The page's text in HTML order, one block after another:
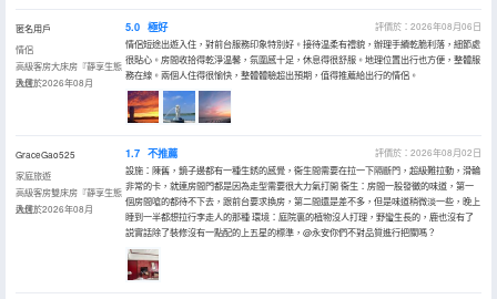
匿名用戶
情侶
高級客房大床房『靜享生態
逸居』
入住於2026年08月
5.0 極好
評價於：2026年08月06日
情侶短途出遊入住，對前台服務印象特別好。接待温柔有禮貌，辦理手續乾脆利落，細節處
很貼心。房間收拾得乾淨温馨，氛圍感十足，休息得很舒服。地理位置出行也方便，整體服
務在線。兩個人住得很愉快，整體體驗超出預期，值得推薦給出行的情侶。
GraceGao525
家庭旅遊
高級客房雙床房『靜享生態
逸居』
入住於2026年08月
1.7 不推薦
評價於：2026年08月02日
設施：陳舊，鏡子邊都有一種生銹的感覺，衞生間需要在拉一下隔斷門，超級難拉動，滑輪
非常的卡，就連房間門都是因為走型需要很大力氣打開 衞生：房間一股發黴的味道，第一
個房間嗆的都待不下去，跟前台要求換房，第二間還是差不多，但是味道稍微淡一些，晚上
睡到一半都想拉行李走人的那種 環境：庭院裏的植物沒人打理，野蠻生長的，鹿也沒有了
説實話除了裝修沒有一點配的上五星的標準，@永安你們不對品質進行把關嗎？